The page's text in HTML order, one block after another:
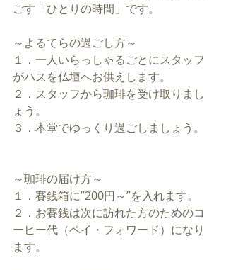
ごす「ひとりの時間」です。
～よるてらの過ごし方～
１．一人いらっしゃるごとにスタッフ
がハスを仏壇へお供えします。
２．スタッフから珈琲を受け取りまし
ょう。
３．本堂でゆっくり過ごしましょう。
～珈琲の届け方～
１．賽銭箱に”200円～”を入れます。
２．お賽銭は次に訪れた方のためのコ
ーヒー代（ペイ・フォワード）になり
ます。